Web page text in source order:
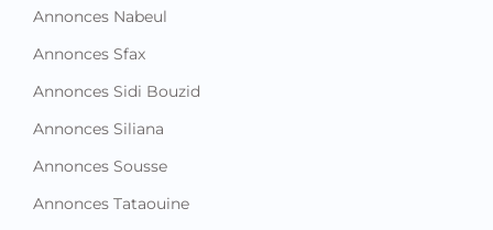
Annonces Nabeul
Annonces Sfax
Annonces Sidi Bouzid
Annonces Siliana
Annonces Sousse
Annonces Tataouine